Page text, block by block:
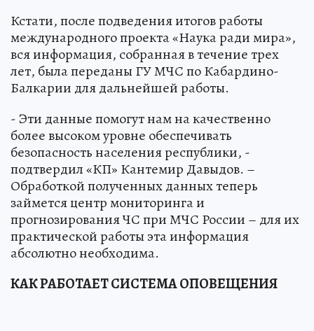
Кстати, после подведения итогов работы
международного проекта «Наука ради мира»,
вся информация, собранная в течение трех
лет, была переданы ГУ МЧС по Кабардино-
Балкарии для дальнейшей работы.
- Эти данные помогут нам на качественно
более высоком уровне обеспечивать
безопасность населения республики, -
подтвердил «КП» Кантемир Давыдов. –
Обработкой полученных данных теперь
займется центр мониторинга и
прогнозирования ЧС при МЧС России – для их
практической работы эта информация
абсолютно необходима.
КАК РАБОТАЕТ СИСТЕМА ОПОВЕЩЕНИЯ